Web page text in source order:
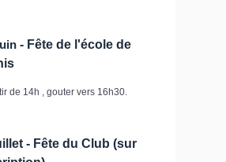
- Fête de l'école de
de 14h , gouter vers 16h30.
- Fête du Club (sur